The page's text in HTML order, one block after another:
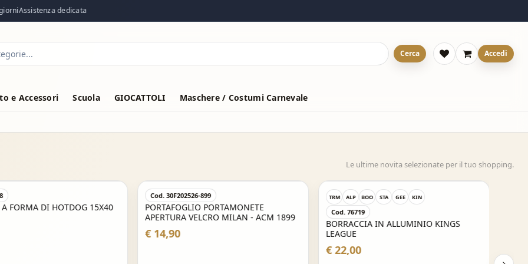
Assistenza dedicata
Cerca Accedi
e Accessori Scuola GIOCATTOLI Maschere / Costumi Carnevale
Le ultime novita selezionate per il tuo shopping.
A FORMA DI HOTDOG 15X40
Cod. 30F202526-899
PORTAFOGLIO PORTAMONETE
APERTURA VELCRO MILAN - ACM 1899
€ 14,90
TRM ALP BOO STA GEE KIN
Cod. 76719
BORRACCIA IN ALLUMINIO KINGS
LEAGUE
€ 22,00